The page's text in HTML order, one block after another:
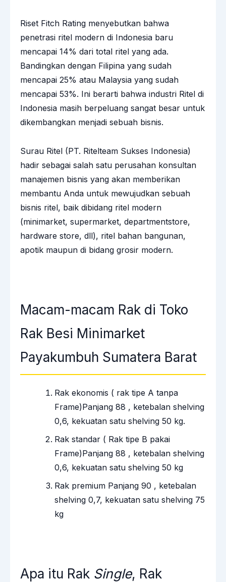
Riset Fitch Rating menyebutkan bahwa
penetrasi ritel modern di Indonesia baru
mencapai 14% dari total ritel yang ada.
Bandingkan dengan Filipina yang sudah
mencapai 25% atau Malaysia yang sudah
mencapai 53%. Ini berarti bahwa industri Ritel di
Indonesia masih berpeluang sangat besar untuk
dikembangkan menjadi sebuah bisnis.
Surau Ritel (PT. Ritelteam Sukses Indonesia)
hadir sebagai salah satu perusahan konsultan
manajemen bisnis yang akan memberikan
membantu Anda untuk mewujudkan sebuah
bisnis ritel, baik dibidang ritel modern
(minimarket, supermarket, departmentstore,
hardware store, dll), ritel bahan bangunan,
apotik maupun di bidang grosir modern.
Macam-macam Rak di Toko
Rak Besi Minimarket
Payakumbuh Sumatera Barat
Rak ekonomis ( rak tipe A tanpa
Frame)Panjang 88 , ketebalan shelving
0,6, kekuatan satu shelving 50 kg.
Rak standar ( Rak tipe B pakai
Frame)Panjang 88 , ketebalan shelving
0,6, kekuatan satu shelving 50 kg
Rak premium Panjang 90 , ketebalan
shelving 0,7, kekuatan satu shelving 75
kg
Apa itu Rak Single, Rak